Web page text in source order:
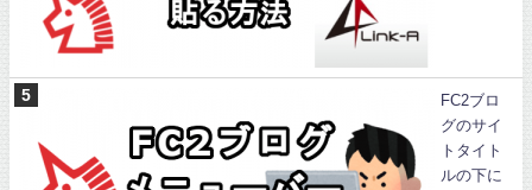
FC2ブロ
グのサイ
トタイト
ルの下に